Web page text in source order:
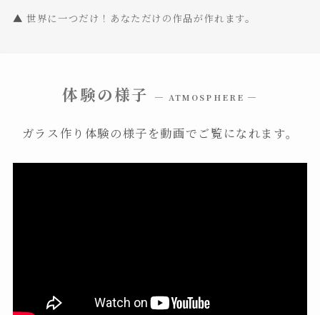
▲世界に一つだけ！あなただけの作品が作れます。
体験の様子 ─ ATMOSPHERE ─
ガラス作り体験の様子を動画でご覧になれます。